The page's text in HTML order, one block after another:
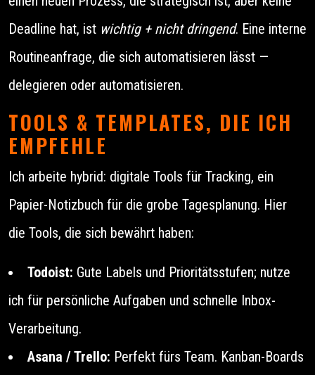
Deadline hat, ist wichtig + nicht dringend. Eine interne
Routineanfrage, die sich automatisieren lässt —
delegieren oder automatisieren.
TOOLS & TEMPLATES, DIE ICH
EMPFEHLE
Ich arbeite hybrid: digitale Tools für Tracking, ein
Papier-Notizbuch für die grobe Tagesplanung. Hier
die Tools, die sich bewährt haben:
Todoist: Gute Labels und Prioritätsstufen; nutze
ich für persönliche Aufgaben und schnelle Inbox-
Verarbeitung.
Asana / Trello: Perfekt fürs Team. Kanban-Boards